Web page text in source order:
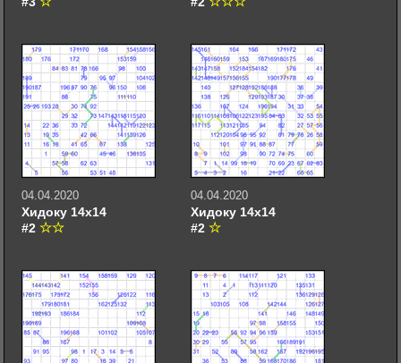
04.04.2020
Хидоку 14х14
#2
04.04.2020
Хидоку 14х14
#2